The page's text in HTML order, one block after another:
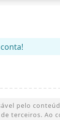
pelo
terceiros. Ao